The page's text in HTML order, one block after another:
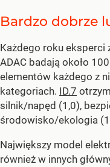
Bardzo dobrze
Każdego roku
ADAC badają około
elementów każdego z
kategoriach. ID.7
silnik/napęd (1,0),
środowisko/ekologia
Największy model
również w innych